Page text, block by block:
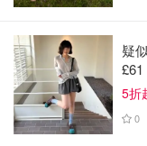
图片来
疑
£61
5折
0